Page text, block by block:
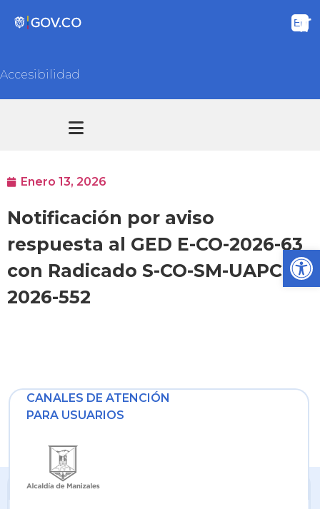
Accesibilidad
Enero 13, 2026
Notificación por aviso
respuesta al GED E-CO-2026-63
con Radicado S-CO-SM-UAPCM-
2026-552
CANALES DE ATENCIÓN
PARA USUARIOS